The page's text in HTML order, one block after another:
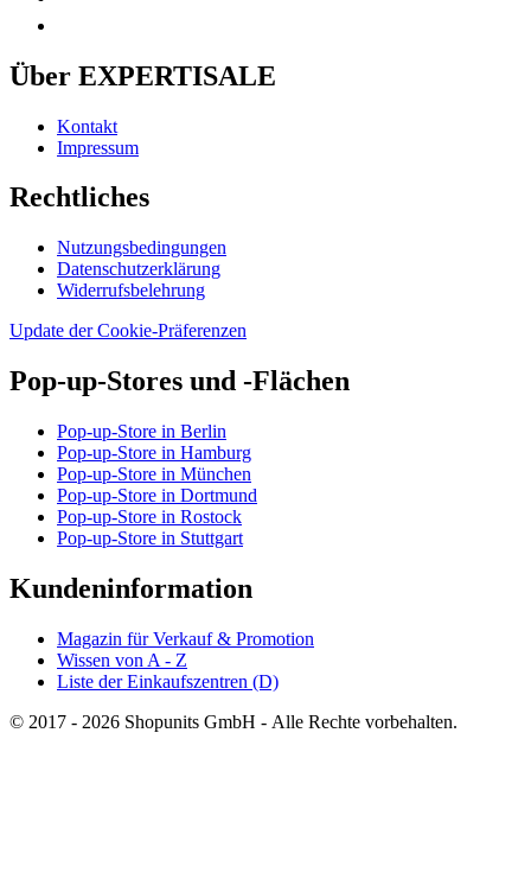
Über EXPERTISALE
Kontakt
Impressum
Rechtliches
Nutzungsbedingungen
Datenschutzerklärung
Widerrufsbelehrung
Update der Cookie-Präferenzen
Pop-up-Stores und -Flächen
Pop-up-Store in Berlin
Pop-up-Store in Hamburg
Pop-up-Store in München
Pop-up-Store in Dortmund
Pop-up-Store in Rostock
Pop-up-Store in Stuttgart
Kundeninformation
Magazin für Verkauf & Promotion
Wissen von A - Z
Liste der Einkaufszentren (D)
© 2017 - 2026 Shopunits GmbH - Alle Rechte vorbehalten.